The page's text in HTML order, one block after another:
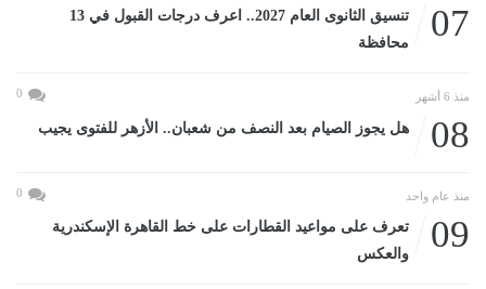
07
تنسيق الثانوى العام 2027.. اعرف درجات القبول في 13
محافظة
منذ 6 أشهر 0
08 هل يجوز الصيام بعد النصف من شعبان.. الأزهر للفتوى يجيب
منذ عام واحد 0
09
تعرف على مواعيد القطارات على خط القاهرة الإسكندرية
والعكس